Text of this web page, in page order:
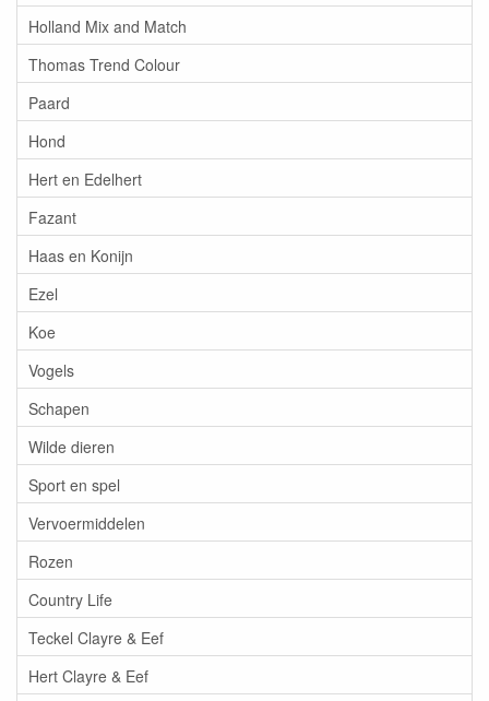
Holland Mix and Match
Thomas Trend Colour
Paard
Hond
Hert en Edelhert
Fazant
Haas en Konijn
Ezel
Koe
Vogels
Schapen
Wilde dieren
Sport en spel
Vervoermiddelen
Rozen
Country Life
Teckel Clayre & Eef
Hert Clayre & Eef